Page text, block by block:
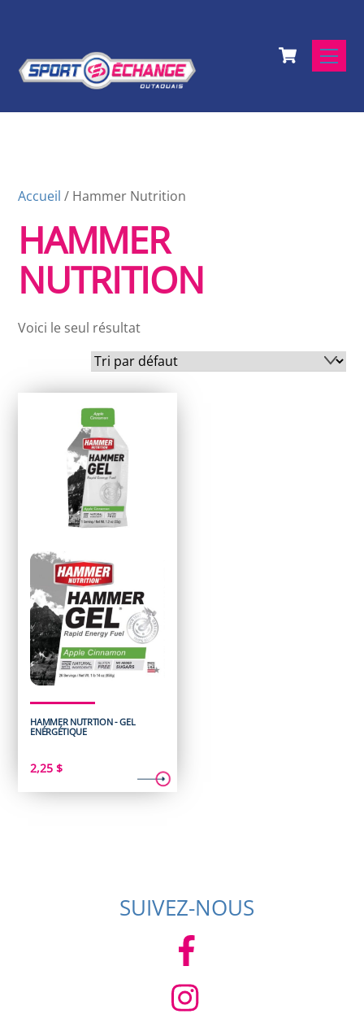
Cart
Accueil / Hammer Nutrition
HAMMER
NUTRITION
Voici le seul résultat
HAMMER NUTRTION - GEL
ENÉRGÉTIQUE
2,25$
SUIVEZ-NOUS